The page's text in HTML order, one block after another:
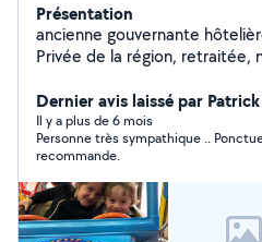
Présentation
ancienne gouvernante
Privée de la région, retraitée,
Dernier avis laissé par
Il y a plus de 6 mois
Personne très sympathique .. Ponctuelle et motivée.. Je
recommande.